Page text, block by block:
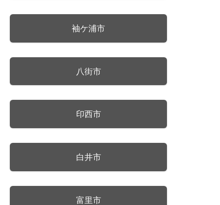
袖ケ浦市
八街市
印西市
白井市
富里市